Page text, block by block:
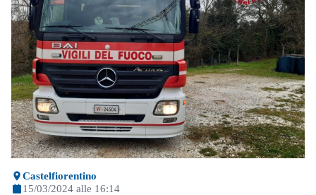
Castelfiorentino
15/03/2024 alle 16:14